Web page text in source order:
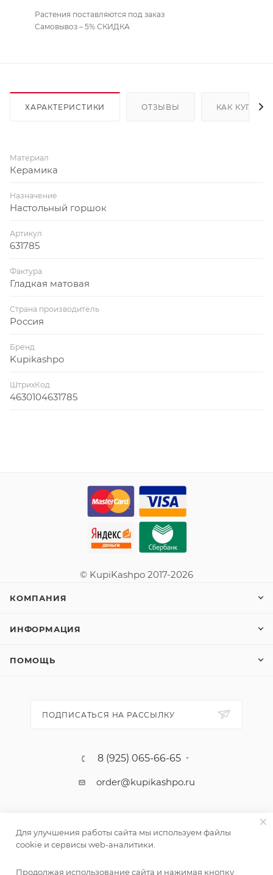
Растения поставляются под заказ
Самовывоз – 5% СКИДКА
ХАРАКТЕРИСТИКИ ОТЗЫВЫ КАК КУПИТЬ
Материал
Керамика
Назначение
Настольный горшок
Артикул
631785
Фактура
Гладкая матовая
Страна производитель
Россия
Бренд
Kupikashpo
ШтрихКод
4630104631785
© KupiKashpo 2017-2026
КОМПАНИЯ
ИНФОРМАЦИЯ
ПОМОЩЬ
ПОДПИСАТЬСЯ НА РАССЫЛКУ
8 (925) 065-66-65
order@kupikashpo.ru
Для улучшения работы сайта мы используем файлы
cookie и сервисы web-аналитики.
Продолжая использование сайта и нажимая кнопку